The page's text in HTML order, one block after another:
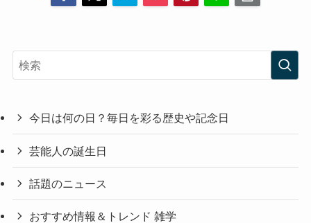
今日は何の日？毎日を彩る歴史や記念日
芸能人の誕生日
話題のニュース
おすすめ情報＆トレンド 雑学